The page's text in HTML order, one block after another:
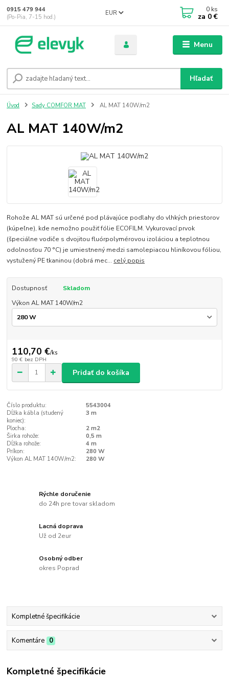
Menu
EUR
Hľadať
0915 479 944
(Po-Pia, 7-15 hod.)
0 ks
za 0 €
Úvod Sady COMFOR MAT AL MAT 140W/m2
AL MAT 140W/m2
Rohože AL MAT sú určené pod plávajúce podlahy do vlhkých priestorov
(kúpeľne), kde nemožno použiť fólie ECOFILM. Vykurovací prvok
(špeciálne vodiče s dvojitou fluórpolymérovou izoláciou a teplotnou
odolnosťou 70 °C) je umiestnený medzi samolepiacou hliníkovou fóliou,
vystužený PE tkaninou (dobrá mec... celý popis
Dostupnosť
Skladom
Výkon AL MAT 140W/m2
110,70 €/ks
90 € bez DPH
Pridať do košíka
Číslo produktu:
5543004
Dĺžka kábla (studený
koniec):
3 m
Plocha:
2 m2
Širka rohože:
0,5 m
Dĺžka rohože:
4 m
Príkon:
280 W
Výkon AL MAT 140W/m2:
280 W
Rýchle doručenie
do 24h pre tovar skladom
Lacná doprava
Už od 2eur
Osobný odber
okres Poprad
Kompletné špecifikácie
Komentáre 0
Kompletné špecifikácie